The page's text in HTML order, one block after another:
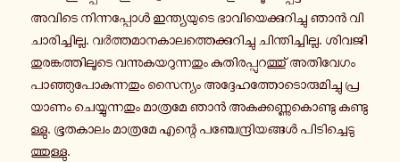
അവിടെ നി­ന്ന­പ്പോൾ ഇ­ന്ത്യ­യു­ടെ ഭാ­വി­യെ­ക്കു­റി­ച്ചു ഞാൻ വി­
ചാ­രി­ച്ചി­ല്ല. വർ­ത്ത­മാ­ന­കാ­ല­ത്തെ­ക്കു­റി­ച്ചു ചി­ന്തി­ച്ചി­ല്ല. ശിവജി
തു­ര­ങ്ക­ത്തി­ലൂ­ടെ വ­ന്നു­ക­യ­റു­ന്ന­തും കു­തി­ര­പ്പു­റ­ത്തു് അ­തി­വേ­ഗം
പാ­ഞ്ഞു­പോ­കു­ന്ന­തും സൈ­ന്യം അ­ദ്ദേ­ഹ­ത്തോ­ടൊ­രു­മി­ച്ചു പ്ര­
യാ­ണം ചെ­യ്യു­ന്ന­തും മാ­ത്ര­മേ ഞാൻ അ­ക­ക്ക­ണ്ണു­കൊ­ണ്ടു ക­ണ്ടു­
ള്ളു. ഭൂ­ത­കാ­ലം മാ­ത്ര­മേ എന്റെ പ­ഞ്ചേ­ന്ദ്രി­യ­ങ്ങൾ പി­ടി­ച്ചെ­ടു­
ത്തു­ള്ളു.